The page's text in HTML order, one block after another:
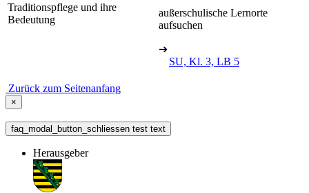
Traditionspflege und ihre
Bedeutung
außerschulische Lernorte
aufsuchen
➔
SU, Kl. 3, LB 5
Zurück zum Seitenanfang
×
faq_modal_button_schliessen test text
Herausgeber